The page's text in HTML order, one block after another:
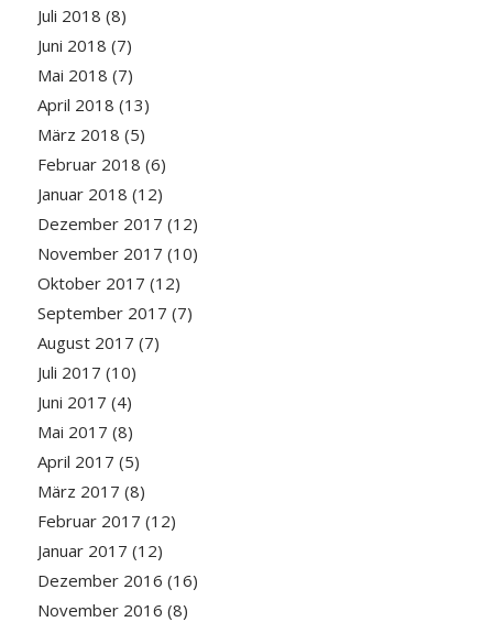
Juli 2018 (8)
Juni 2018 (7)
Mai 2018 (7)
April 2018 (13)
März 2018 (5)
Februar 2018 (6)
Januar 2018 (12)
Dezember 2017 (12)
November 2017 (10)
Oktober 2017 (12)
September 2017 (7)
August 2017 (7)
Juli 2017 (10)
Juni 2017 (4)
Mai 2017 (8)
April 2017 (5)
März 2017 (8)
Februar 2017 (12)
Januar 2017 (12)
Dezember 2016 (16)
November 2016 (8)